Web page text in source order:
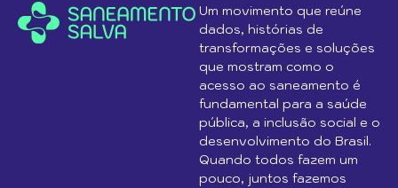
Um movimento que reúne
dados, histórias de
transformações e soluções
que mostram como o
acesso ao saneamento é
fundamental para a saúde
pública, a inclusão social e o
desenvolvimento do Brasil.
Quando todos fazem um
pouco, juntos fazemos